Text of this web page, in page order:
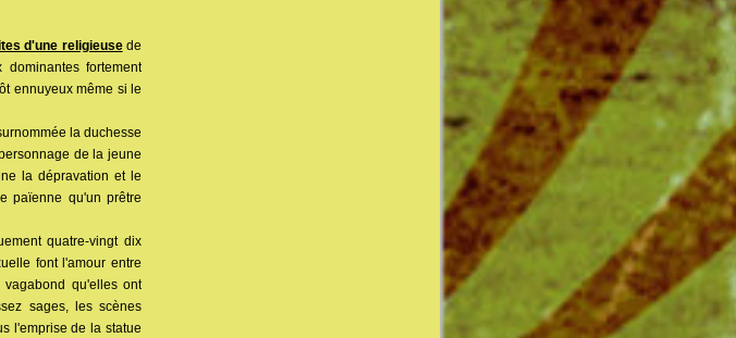
d'une religieusede
fortement
ennuyeux même si le
la duchesse
de la jeune
la dépravation et le
païenne qu'un prêtre
quatre-vingt dix
font l'amour entre
qu'elles ont
sages, les scènes
l'emprise de la statue